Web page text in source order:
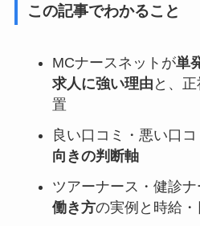
この記事でわかること
MCナースネットが単
求人に強い理由 と、
置
良い口コミ・悪い口
向きの判断軸
ツアーナース・健診
働き方の実例と時給